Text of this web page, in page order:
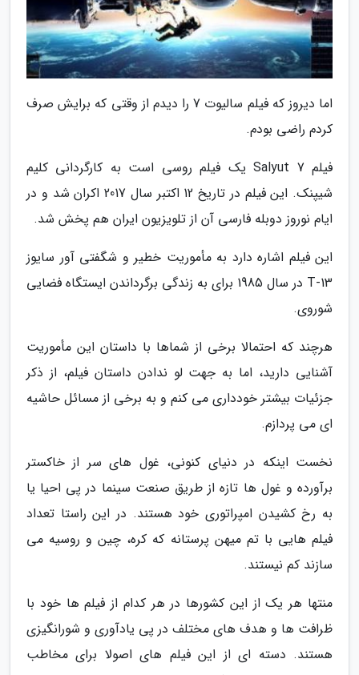
اما دیروز که فیلم سالیوت 7 را دیدم از وقتی که برایش صرف
کردم راضی بودم.
فیلم Salyut 7 یک فیلم روسی است به کارگردانی کلیم
شیپنک. این فیلم در تاریخ 12 اکتبر سال 2017 اکران شد و در
ایام نوروز دوبله فارسی آن از تلویزیون ایران هم پخش شد.
این فیلم اشاره دارد به مأموریت خطیر و شگفتی آور سایوز
T-13 در سال 1985 برای به زندگی برگرداندن ایستگاه فضایی
شوروی.
هرچند که احتمالا برخی از شماها با داستان این مأموریت
آشنایی دارید، اما به جهت لو ندادن داستان فیلم، از ذکر
جزئیات بیشتر خودداری می کنم و به برخی از مسائل حاشیه
ای می پردازم.
نخست اینکه در دنیای کنونی، غول های سر از خاکستر
برآورده و غول ها تازه از طریق صنعت سینما در پی احیا یا
به رخ کشیدن امپراتوری خود هستند. در این راستا تعداد
فیلم هایی با تم میهن پرستانه که کره، چین و روسیه می
سازند کم نیستند.
منتها هر یک از این کشورها در هر کدام از فیلم ها خود با
ظرافت ها و هدف های مختلف در پی یادآوری و شورانگیزی
هستند. دسته ای از این فیلم های اصولا برای مخاطب